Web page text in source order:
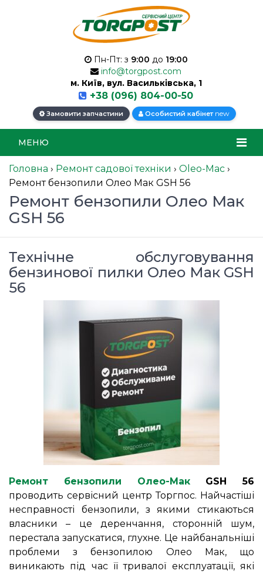
Пн-Пт: з 9:00 до 19:00
info@torgpost.com
м. Київ, вул. Васильківська, 1
+38 (096) 804-00-50
Замовити запчастини Особистий кабінет new
МЕНЮ
Головна › Ремонт садової техніки › Oleo-Mac ›
Ремонт бензопили Олео Мак GSH 56
Ремонт бензопили Олео Мак
GSH 56
Технічне обслуговування
бензинової пилки Олео Мак GSH
56
Ремонт бензопили Олео-МакGSH 56
проводить сервісний центр Торгпос. Найчастіші
несправності бензопили, з якими стикаються
власники – це деренчання, сторонній шум,
перестала запускатися, глухне. Це найбанальніші
проблеми з бензопилою Олео Мак, що
виникають під час її тривалої експлуатації, які